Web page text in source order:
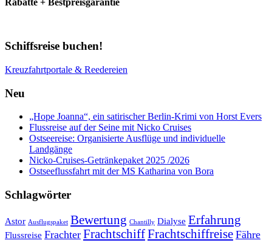
Schiffsreise buchen!
Kreuzfahrtportale & Reedereien
Neu
„Hope Joanna“, ein satirischer Berlin-Krimi von Horst Evers
Flussreise auf der Seine mit Nicko Cruises
Ostseereise: Organisierte Ausflüge und individuelle
Landgänge
Nicko-Cruises-Getränkepaket 2025 /2026
Ostseeflussfahrt mit der MS Katharina von Bora
Schlagwörter
Astor Ausflugspaket Bewertung Chantilly Dialyse Erfahrung
Flussreise Frachter FrachtschiffFrachtschiffreise Fähre